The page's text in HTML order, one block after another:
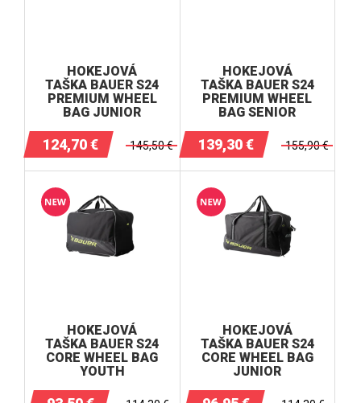
HOKEJOVÉ DOPLNKY
HOKEJOVÉ DETSKÉ SETY
ŠILTOVKY, ČIAPKY
TRÉNINGOVÉ OBLEČENIE
IN-LINE, HOKEJBAL
POMÔCKY NA HOKEJ
Darčekové kupóny
HOKEJOVÁ
TAŠKA BAUER S24
PREMIUM WHEEL
BAG JUNIOR
124,70€ 145,50€
HOKEJOVÁ
TAŠKA BAUER S24
PREMIUM WHEEL
BAG SENIOR
139,30€ 155,90€
HOKEJOVÁ
TAŠKA BAUER S24
CORE WHEEL BAG
YOUTH
HOKEJOVÁ
TAŠKA BAUER S24
CORE WHEEL BAG
JUNIOR